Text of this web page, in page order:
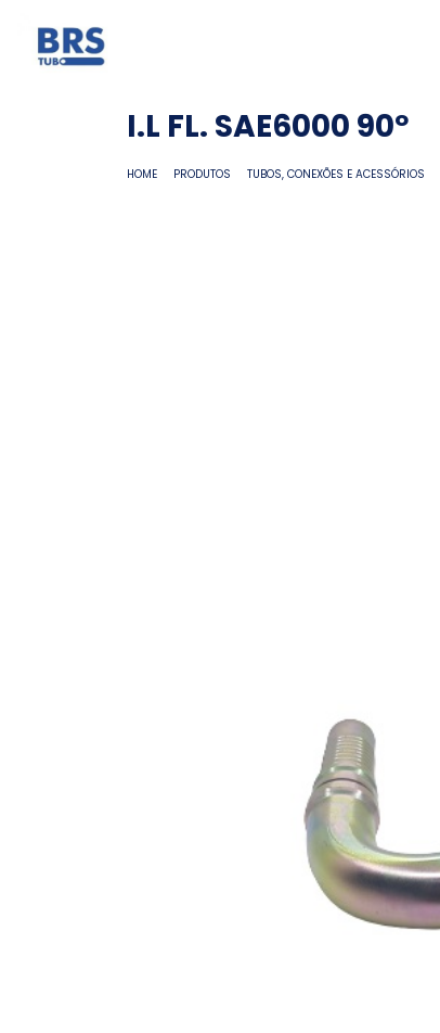
I.L FL. SAE6000 90º
HOME PRODUTOS TUBOS, CONEXÕES E ACESSÓRIOS